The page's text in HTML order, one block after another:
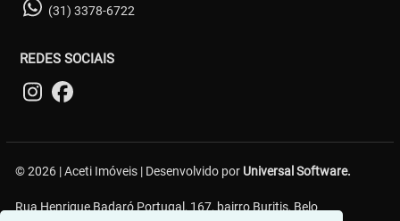
(31) 3378-6722
REDES SOCIAIS
© 2026 | Aceti Imóveis | Desenvolvido por Universal Software.
Rua Henrique Badaró Portugal, 167, bairro Buritis, Belo